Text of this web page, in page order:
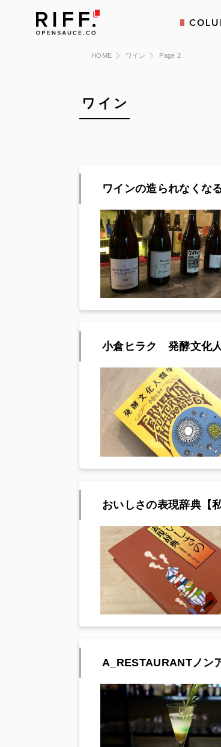
HOME ワイン Page 2
ワイン
ワインの造られなくな
小倉ヒラク 発酵文化人
おいしさの表現辞典【
A_RESTAURANTノン